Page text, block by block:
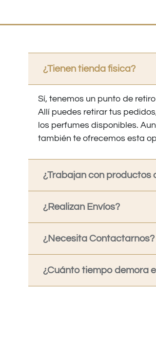
¿Tienen tienda fisica?
Sí, tenemos un punto de
Allí puedes retirar tus
los perfumes disponibles.
también te ofrecemos esta
¿Trabajan con productos
¿Realizan Envíos?
¿Necesita Contactarnos?
¿Cuánto tiempo demora